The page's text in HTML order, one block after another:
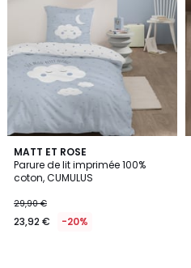
MATT ET ROSE
Parure de lit imprimée 100%
coton, CUMULUS
29,90 €
23,92 € -20%